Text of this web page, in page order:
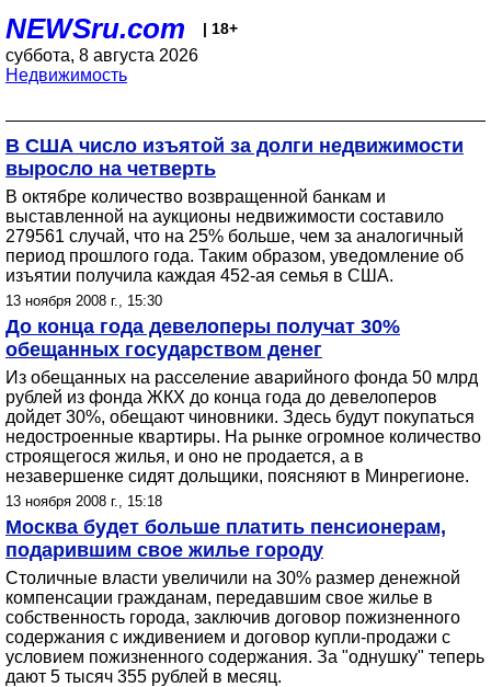
NEWSru.com | 18+
суббота, 8 августа 2026
Недвижимость
В США число изъятой за долги недвижимости
выросло на четверть
В октябре количество возвращенной банкам и
выставленной на аукционы недвижимости составило
279561 случай, что на 25% больше, чем за аналогичный
период прошлого года. Таким образом, уведомление об
изъятии получила каждая 452-ая семья в США.
13 ноября 2008 г., 15:30
До конца года девелоперы получат 30%
обещанных государством денег
Из обещанных на расселение аварийного фонда 50 млрд
рублей из фонда ЖКХ до конца года до девелоперов
дойдет 30%, обещают чиновники. Здесь будут покупаться
недостроенные квартиры. На рынке огромное количество
строящегося жилья, и оно не продается, а в
незавершенке сидят дольщики, поясняют в Минрегионе.
13 ноября 2008 г., 15:18
Москва будет больше платить пенсионерам,
подарившим свое жилье городу
Столичные власти увеличили на 30% размер денежной
компенсации гражданам, передавшим свое жилье в
собственность города, заключив договор пожизненного
содержания с иждивением и договор купли-продажи с
условием пожизненного содержания. За "однушку" теперь
дают 5 тысяч 355 рублей в месяц.